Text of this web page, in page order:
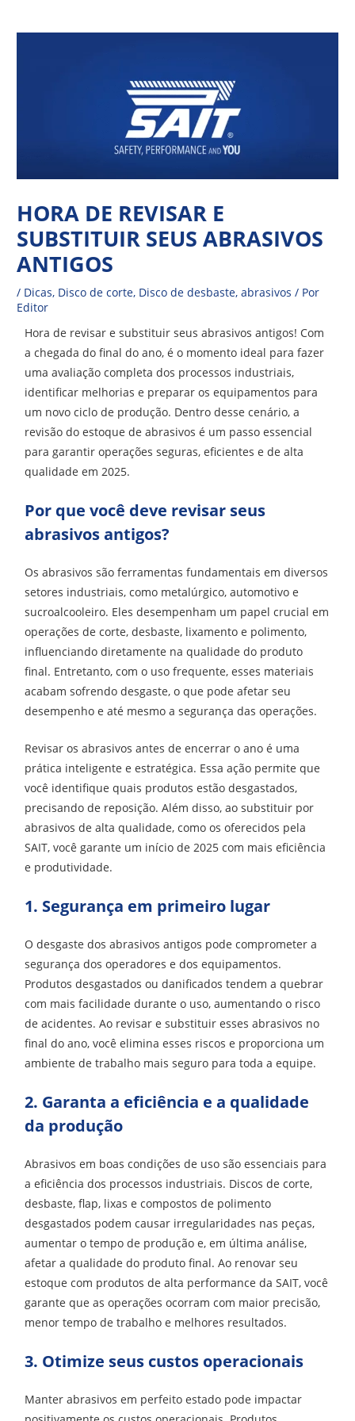
para
HORA DE REVISAR E
SUBSTITUIR SEUS ABRASIVOS
ANTIGOS
/ Dicas, Disco de corte, Disco de desbaste,abrasivos / Por
Editor
Hora de revisar e substituir seus abrasivos antigos! Com
a chegada do final do ano, é o momento ideal para fazer
uma avaliação completa dos processos industriais,
identificar melhorias e preparar os equipamentos para
um novo ciclo de produção. Dentro desse cenário, a
revisão do estoque de abrasivos é um passo essencial
para garantir operações seguras, eficientes e de alta
qualidade em 2025.
Por que você deve revisar seus
abrasivos antigos?
Os abrasivos são ferramentas fundamentais em diversos
setores industriais, como metalúrgico, automotivo e
sucroalcooleiro. Eles desempenham um papel crucial em
operações de corte, desbaste, lixamento e polimento,
influenciando diretamente na qualidade do produto
final. Entretanto, com o uso frequente, esses materiais
acabam sofrendo desgaste, o que pode afetar seu
desempenho e até mesmo a segurança das operações.
Revisar os abrasivos antes de encerrar o ano é uma
prática inteligente e estratégica. Essa ação permite que
você identifique quais produtos estão desgastados,
precisando de reposição. Além disso, ao substituir por
abrasivos de alta qualidade, como os oferecidos pela
SAIT, você garante um início de 2025 com mais eficiência
e produtividade.
1. Segurança em primeiro lugar
O desgaste dos abrasivos antigos pode comprometer a
segurança dos operadores e dos equipamentos.
Produtos desgastados ou danificados tendem a quebrar
com mais facilidade durante o uso, aumentando o risco
de acidentes. Ao revisar e substituir esses abrasivos no
final do ano, você elimina esses riscos e proporciona um
ambiente de trabalho mais seguro para toda a equipe.
2. Garanta a eficiência e a qualidade
da produção
Abrasivos em boas condições de uso são essenciais para
a eficiência dos processos industriais. Discos de corte,
desbaste, flap, lixas e compostos de polimento
desgastados podem causar irregularidades nas peças,
aumentar o tempo de produção e, em última análise,
afetar a qualidade do produto final. Ao renovar seu
estoque com produtos de alta performance da SAIT, você
garante que as operações ocorram com maior precisão,
menor tempo de trabalho e melhores resultados.
3. Otimize seus custos operacionais
Manter abrasivos em perfeito estado pode impactar